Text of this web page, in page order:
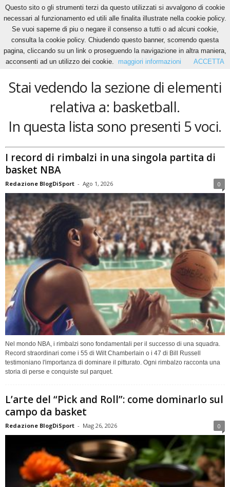
Home Tags Basketball
basketball
Stai vedendo la sezione di elementi
relativa a: basketball.
In questa lista sono presenti 5 voci.
I record di rimbalzi in una singola partita di
basket NBA
Redazione BlogDiSport - Ago 1, 2026 0
Nel mondo NBA, i rimbalzi sono fondamentali per il successo di una squadra.
Record straordinari come i 55 di Wilt Chamberlain o i 47 di Bill Russell
testimoniano l'importanza di dominare il pitturato. Ogni rimbalzo racconta una
storia di perse e conquiste sul parquet.
L’arte del “Pick and Roll”: come dominarlo sul
campo da basket
Redazione BlogDiSport - Mag 26, 2026 0
Questo sito o gli strumenti terzi da questo utilizzati si avvalgono di cookie
necessari al funzionamento ed utili alle finalita illustrate nella cookie policy.
Se vuoi saperne di piu o negare il consenso a tutti o ad alcuni cookie,
consulta la cookie policy. Chiudendo questo banner, scorrendo questa
pagina, cliccando su un link o proseguendo la navigazione in altra maniera,
acconsenti ad un utilizzo dei cookie.
maggiori informazioni ACCETTA